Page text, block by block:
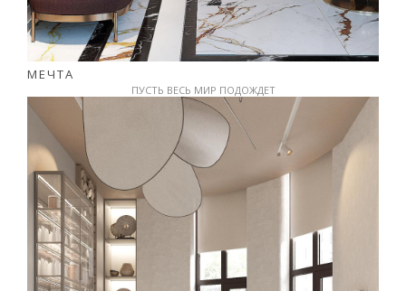
МЕЧТА
ПУСТЬ ВЕСЬ МИР ПОДОЖДЕТ